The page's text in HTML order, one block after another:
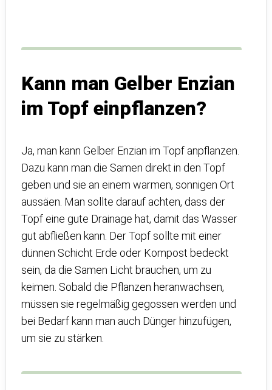
Kann man Gelber Enzian
im Topf einpflanzen?
Ja, man kann Gelber Enzian im Topf anpflanzen.
Dazu kann man die Samen direkt in den Topf
geben und sie an einem warmen, sonnigen Ort
aussäen. Man sollte darauf achten, dass der
Topf eine gute Drainage hat, damit das Wasser
gut abfließen kann. Der Topf sollte mit einer
dünnen Schicht Erde oder Kompost bedeckt
sein, da die Samen Licht brauchen, um zu
keimen. Sobald die Pflanzen heranwachsen,
müssen sie regelmäßig gegossen werden und
bei Bedarf kann man auch Dünger hinzufügen,
um sie zu stärken.